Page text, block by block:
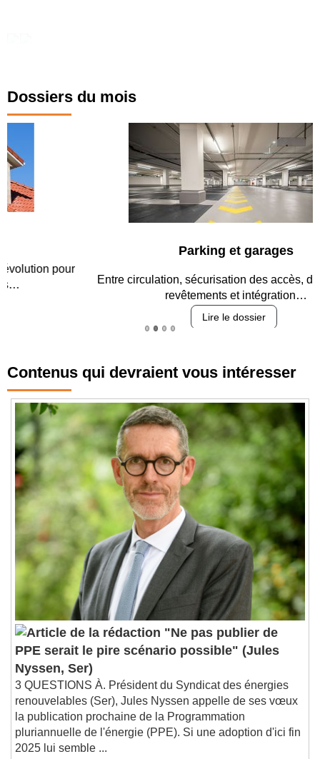
Dossiers du mois
Parking et garages
Entre circulation, sécurisation des accès, durabilité des
revêtements et intégration…
Contenus qui devraient vous intéresser
"Ne pas publier de
PPE serait le pire scénario possible" (Jules
Nyssen, Ser)
3 QUESTIONS À. Président du Syndicat des énergies
renouvelables (Ser), Jules Nyssen appelle de ses vœux
la publication prochaine de la Programmation
pluriannuelle de l'énergie (PPE). Si une adoption d'ici fin